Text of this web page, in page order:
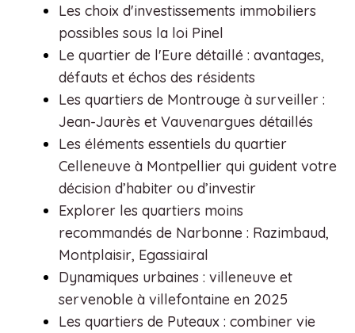
Les choix d'investissements immobiliers
possibles sous la loi Pinel
Le quartier de l'Eure détaillé : avantages,
défauts et échos des résidents
Les quartiers de Montrouge à surveiller :
Jean-Jaurès et Vauvenargues détaillés
Les éléments essentiels du quartier
Celleneuve à Montpellier qui guident votre
décision d’habiter ou d’investir
Explorer les quartiers moins
recommandés de Narbonne : Razimbaud,
Montplaisir, Egassiairal
Dynamiques urbaines : villeneuve et
servenoble à villefontaine en 2025
Les quartiers de Puteaux : combiner vie